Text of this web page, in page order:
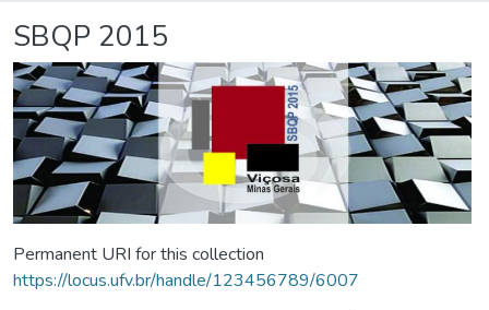
SBQP 2015
Permanent URI for this collection
https://locus.ufv.br/handle/123456789/6007